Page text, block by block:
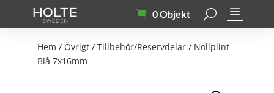
0 Objekt
Hem / Övrigt/ Tillbehör/Reservdelar/ Nollplint
Blå 7x16mm